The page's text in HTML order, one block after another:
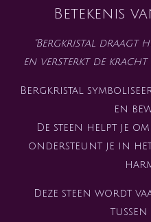
Betekenis
"Bergkristal draagt
en versterkt de kracht
Bergkristal
en
De steen helpt je
ondersteunt je in
Deze steen wordt
tussen